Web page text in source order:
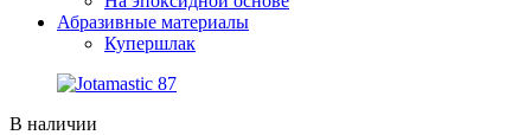
Абразивные материалы
Купершлак
В наличии